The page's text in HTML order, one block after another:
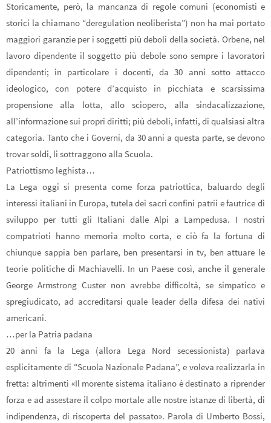
Storicamente, però, la mancanza di regole comuni (economisti e
storici la chiamano “deregulation neoliberista”) non ha mai portato
maggiori garanzie per i soggetti più deboli della società. Orbene, nel
lavoro dipendente il soggetto più debole sono sempre i lavoratori
dipendenti; in particolare i docenti, da 30 anni sotto attacco
ideologico, con potere d’acquisto in picchiata e scarsissima
propensione alla lotta, allo sciopero, alla sindacalizzazione,
all’informazione sui propri diritti; più deboli, infatti, di qualsiasi altra
categoria. Tanto che i Governi, da 30 anni a questa parte, se devono
trovar soldi, li sottraggono alla Scuola.
Patriottismo leghista…
La Lega oggi si presenta come forza patriottica, baluardo degli
interessi italiani in Europa, tutela dei sacri confini patrii e fautrice di
sviluppo per tutti gli Italiani dalle Alpi a Lampedusa. I nostri
compatrioti hanno memoria molto corta, e ciò fa la fortuna di
chiunque sappia ben parlare, ben presentarsi in tv, ben attuare le
teorie politiche di Machiavelli. In un Paese così, anche il generale
George Armstrong Custer non avrebbe difficoltà, se simpatico e
spregiudicato, ad accreditarsi quale leader della difesa dei nativi
americani.
…per la Patria padana
20 anni fa la Lega (allora Lega Nord secessionista) parlava
esplicitamente di “Scuola Nazionale Padana”, e voleva realizzarla in
fretta: altrimenti «Il morente sistema italiano è destinato a riprender
forza e ad assestare il colpo mortale alle nostre istanze di libertà, di
indipendenza, di riscoperta del passato». Parola di Umberto Bossi,